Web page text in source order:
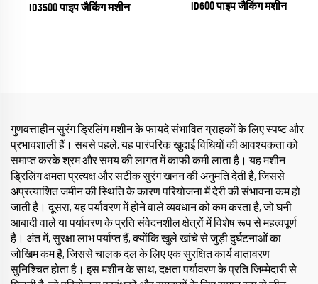
ID3500 पाइप जैकिंग मशीन ID600 पाइप जैकिंग मशीन
गुणवत्ताहीन सुरंग ड्रिलिंग मशीन के फायदे संभावित ग्राहकों के लिए स्पष्ट और
प्रभावशाली हैं। सबसे पहले, यह पारंपरिक खुदाई विधियों की आवश्यकता को
समाप्त करके श्रम और समय की लागत में काफी कमी लाता है। यह मशीन
ड्रिलिंग क्षमता प्रत्यक्ष और सटीक सुरंग खनन की अनुमति देती है, जिससे
अप्रत्याशित जमीन की स्थिति के कारण परियोजना में देरी की संभावना कम हो
जाती है। दूसरा, यह पर्यावरण में होने वाले व्यवधान को कम करता है, जो घनी
आबादी वाले या पर्यावरण के प्रति संवेदनशील क्षेत्रों में विशेष रूप से महत्वपूर्ण
है। अंत में, सुरक्षा लाभ पर्याप्त हैं, क्योंकि खुले खांचे से जुड़ी दुर्घटनाओं का
जोखिम कम है, जिससे चालक दल के लिए एक सुरक्षित कार्य वातावरण
सुनिश्चित होता है। इस मशीन के साथ, दक्षता पर्यावरण के प्रति जिम्मेदारी से